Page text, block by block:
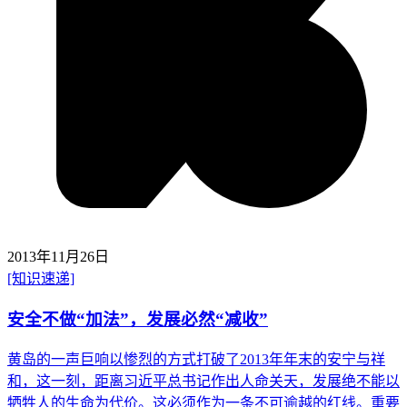
2013年11月26日
[知识速递]
安全不做“加法”，发展必然“减收”
黄岛的一声巨响以惨烈的方式打破了2013年年末的安宁与祥
和，这一刻，距离习近平总书记作出人命关天，发展绝不能以
牺牲人的生命为代价。这必须作为一条不可逾越的红线。重要